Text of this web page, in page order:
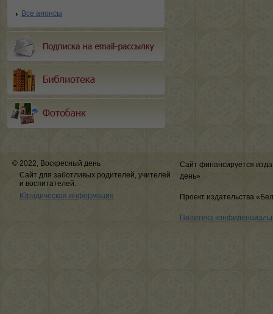
Все анонсы
© 2022, Воскресный день
Сайт для заботливых родителей, учителей
и воспитателей.
Юридическая информация
Сайт финансируется
день»
Проект издательства
Политика